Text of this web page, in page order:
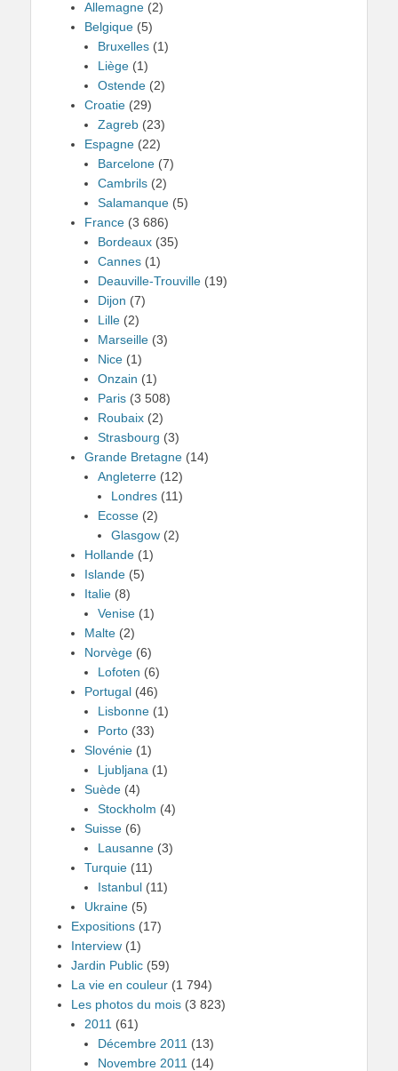
Allemagne (2)
Belgique (5)
Bruxelles (1)
Liège (1)
Ostende (2)
Croatie (29)
Zagreb (23)
Espagne (22)
Barcelone (7)
Cambrils (2)
Salamanque (5)
France (3 686)
Bordeaux (35)
Cannes (1)
Deauville-Trouville (19)
Dijon (7)
Lille (2)
Marseille (3)
Nice (1)
Onzain (1)
Paris (3 508)
Roubaix (2)
Strasbourg (3)
Grande Bretagne (14)
Angleterre (12)
Londres (11)
Ecosse (2)
Glasgow (2)
Hollande (1)
Islande (5)
Italie (8)
Venise (1)
Malte (2)
Norvège (6)
Lofoten (6)
Portugal (46)
Lisbonne (1)
Porto (33)
Slovénie (1)
Ljubljana (1)
Suède (4)
Stockholm (4)
Suisse (6)
Lausanne (3)
Turquie (11)
Istanbul (11)
Ukraine (5)
Expositions (17)
Interview (1)
Jardin Public (59)
La vie en couleur (1 794)
Les photos du mois (3 823)
2011 (61)
Décembre 2011 (13)
Novembre 2011 (14)